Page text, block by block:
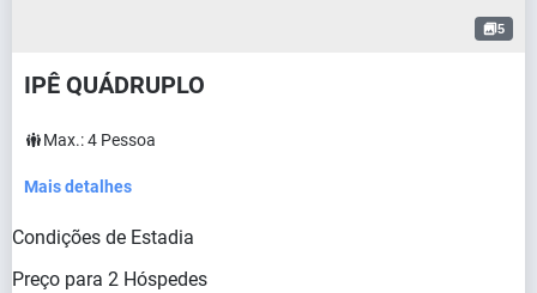
5
IPÊ QUÁDRUPLO
Max.:4 Pessoa
Mais detalhes
Condições de Estadia
Preço para 2 Hóspedes